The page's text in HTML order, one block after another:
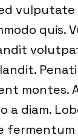
vulputate
quis.
montes.
a diam.
fermentum